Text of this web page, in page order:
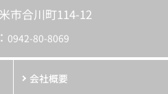
市合川町114-12
0942-80-8069
会社概要